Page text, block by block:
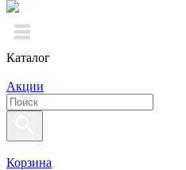
Каталог
Акции
Корзина